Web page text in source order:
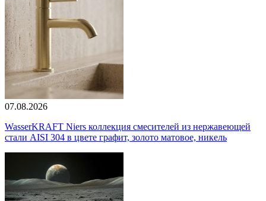
07.08.2026
WasserKRAFT Niers коллекция смесителей из нержавеющей
стали AISI 304 в цвете графит, золото матовое, никель